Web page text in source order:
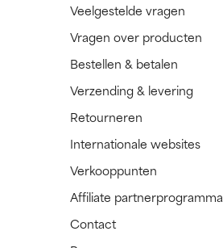
Veelgestelde vragen
Vragen over producten
Bestellen & betalen
Verzending & levering
Retourneren
Internationale websites
Verkooppunten
Affiliate partnerprogramma
Contact